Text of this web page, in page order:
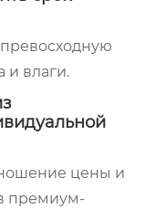
и влаги.
цены и
премиум-